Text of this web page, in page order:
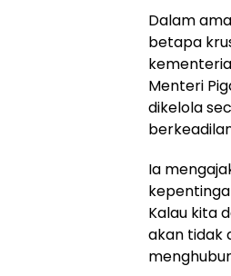
Dalam
betapa
Menteri
dikelola
Ia
Kalau kita
akan tidak